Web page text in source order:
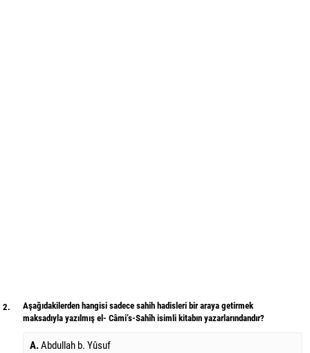
2.
Aşağıdakilerden hangisi sadece sahih hadisleri bir araya getirmek
maksadıyla yazılmış el- Câmi’s-Sahîh isimli kitabın yazarlarındandır?
A.Abdullah b. Yûsuf